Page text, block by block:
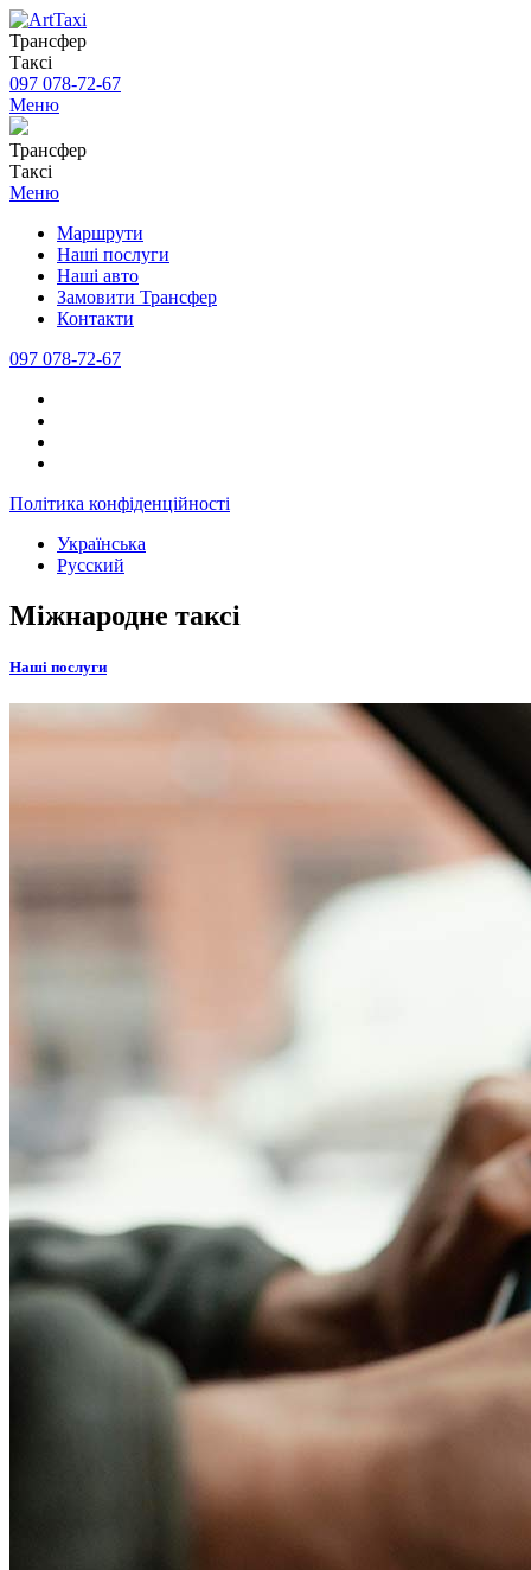
Трансфер
Таксі
097 078-72-67
Меню
Трансфер
Таксі
Меню
Маршрути
Наші послуги
Наші авто
Замовити Трансфер
Контакти
097 078-72-67
Політика конфіденційності
Українська
Русский
Міжнародне таксі
Наші послуги